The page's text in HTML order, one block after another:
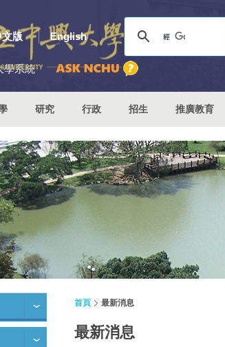
版 English
學系統
研究 行政 招生 推廣教育
首頁 最新消息
最新消息